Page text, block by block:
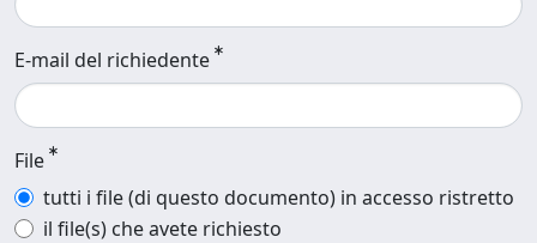
E-mail del richiedente
File
tutti i file (di questo documento) in accesso ristretto
il file(s) che avete richiesto